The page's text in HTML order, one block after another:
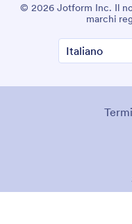
© 2026 Jotform Inc. Il
marchi